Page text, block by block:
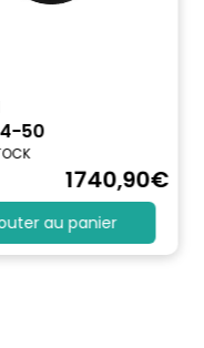
50
1740,90€
au panier